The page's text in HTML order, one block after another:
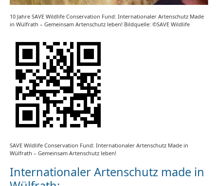
10 Jahre SAVE Wildlife Conservation Fund: Internationaler Artenschutz Made
in Wülfrath – Gemeinsam Artenschutz leben! Bildquelle: ©SAVE Wildlife
SAVE Wildlife Conservation Fund: Internationaler Artenschutz Made in
Wülfrath – Gemeinsam Artenschutz leben!
Internationaler Artenschutz made in